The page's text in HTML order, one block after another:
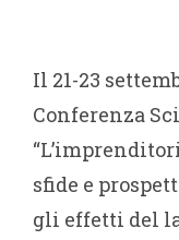
Il 21-23
Conferenza
sfide e
gli effetti del